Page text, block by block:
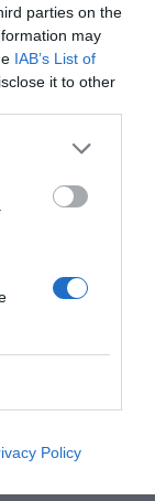
parties on the
may
IAB’s List of
it to other
Policy
δική του
στο
Αμπάβρη,
από το
όσες από
είναι
της
στην περιοχή
και τα
της,
πήλινα